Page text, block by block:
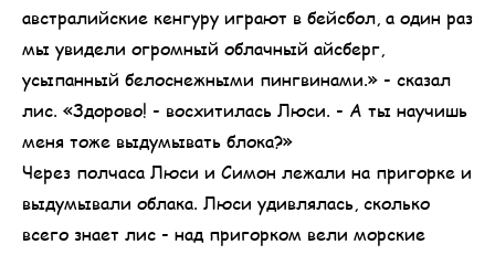
австралийские кенгуру играют в бейсбол, а один раз
мы увидели огромный облачный айсберг,
усыпанный белоснежными пингвинами.» - сказал
лис. «Здорово! - восхитилась Люси. - А ты научишь
меня тоже выдумывать блока?»
Через полчаса Люси и Симон лежали на пригорке и
выдумывали облака. Люси удивлялась, сколько
всего знает лис - над пригорком вели морские